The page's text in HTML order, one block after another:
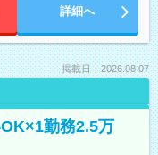
詳細へ
掲載日：2026.08.07
勤務2.5万